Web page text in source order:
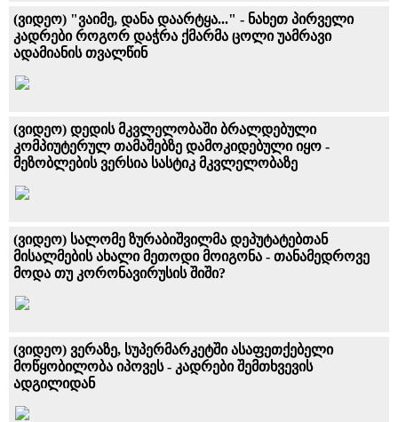
(ვიდეო) "ვაიმე, დანა დაარტყა..." - ნახეთ პირველი
კადრები როგორ დაჭრა ქმარმა ცოლი უამრავი
ადამიანის თვალწინ
(ვიდეო) დედის მკვლელობაში ბრალდებული
კომპიუტერულ თამაშებზე დამოკიდებული იყო -
მეზობლების ვერსია სასტიკ მკვლელობაზე
(ვიდეო) სალომე ზურაბიშვილმა დეპუტატებთან
მისალმების ახალი მეთოდი მოიგონა - თანამედროვე
მოდა თუ კორონავირუსის შიში?
(ვიდეო) ვერაზე, სუპერმარკეტში ასაფეთქებელი
მოწყობილობა იპოვეს - კადრები შემთხვევის
ადგილიდან